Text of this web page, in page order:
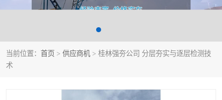
当前位置： 首页 > 供应商机 > 桂林强夯公司 分层夯实与逐层检测技
术
强夯施工工程 强夯施工队伍